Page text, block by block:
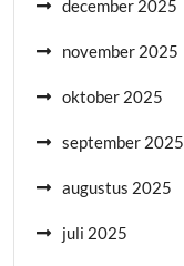
december 2025
november 2025
oktober 2025
september 2025
augustus 2025
juli 2025